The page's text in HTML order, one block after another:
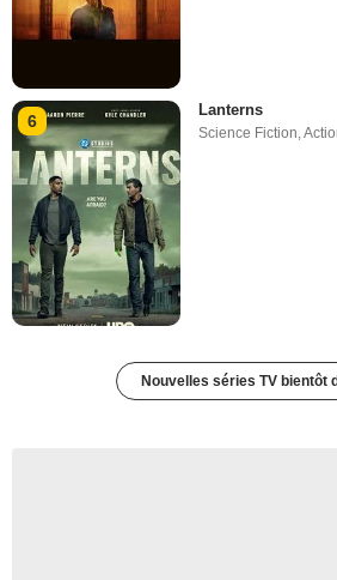
6
Lanterns
Science Fiction,
Nouvelles séries TV bientôt